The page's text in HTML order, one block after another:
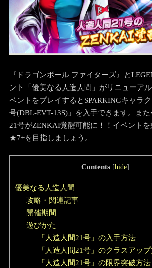
『ドラゴンボール ファイターズ』と
ント「優美なる人造人間」がリニューア
ベントをプレイするとSPARKINGキャラ
号(DBL-EVT-13S)」を入手できます。ま
21号がZENKAI覚醒可能に！！イベント
★7+を目指しましょう。
Contents [hide]
優美なる人造人間
攻略・関連記事
開催期間
遊びかた
「人造人間21号」の入手方法
「人造人間21号」のクラスアッ
「人造人間21号」の限界突破方法